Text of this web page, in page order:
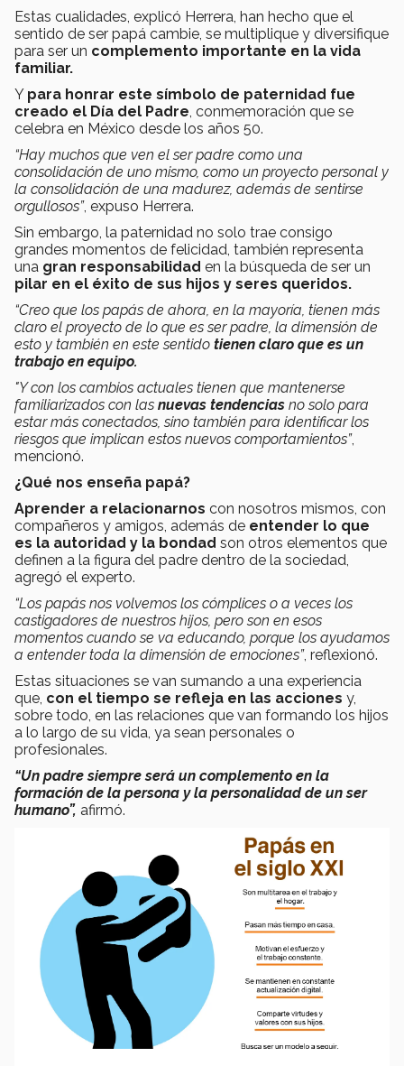
Estas cualidades, explicó Herrera, han hecho que el
sentido de ser papá cambie, se multiplique y diversifique
para ser un complemento importante en la vida
familiar.
Y para honrar este símbolo de paternidad fue
creado el Día del Padre , conmemoración que se
celebra en México desde los años 50.
“Hay muchos que ven el ser padre como una
consolidación de uno mismo, como un proyecto personal y
la consolidación de una madurez, además de sentirse
orgullosos”, expuso Herrera.
Sin embargo, la paternidad no solo trae consigo
grandes momentos de felicidad, también representa
una gran responsabilidad en la búsqueda de ser un
pilar en el éxito de sus hijos y seres queridos.
“Creo que los papás de ahora, en la mayoría, tienen más
claro el proyecto de lo que es ser padre, la dimensión de
esto y también en este sentido tienen claro que es un
trabajo en equipo.
"Y con los cambios actuales tienen que mantenerse
familiarizados con las nuevas tendencias no solo para
estar más conectados, sino también para identificar los
riesgos que implican estos nuevos comportamientos”,
mencionó.
¿Qué nos enseña papá?
Aprender a relacionarnos con nosotros mismos, con
compañeros y amigos, además de entender lo que
es la autoridad y la bondad son otros elementos que
definen a la figura del padre dentro de la sociedad,
agregó el experto.
“Los papás nos volvemos los cómplices o a veces los
castigadores de nuestros hijos, pero son en esos
momentos cuando se va educando, porque los ayudamos
a entender toda la dimensión de emociones”, reflexionó.
Estas situaciones se van sumando a una experiencia
que, con el tiempo se refleja en las acciones y,
sobre todo, en las relaciones que van formando los hijos
a lo largo de su vida, ya sean personales o
profesionales.
“Un padre siempre será un complemento en la
formación de la persona y la personalidad de un ser
humano”, afirmó.